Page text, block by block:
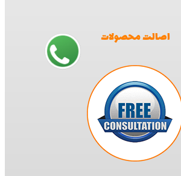
اصالت محصولات